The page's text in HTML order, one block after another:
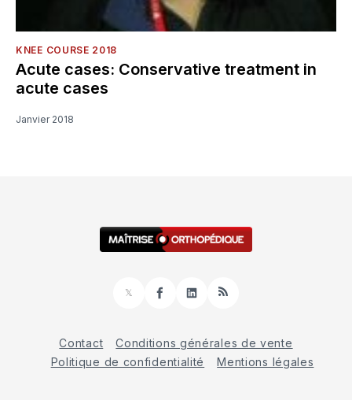
KNEE COURSE 2018
Acute cases: Conservative treatment in
acute cases
Janvier 2018
𝕏
FacebookLinkedInRSS
Contact
Conditions générales de vente
Politique de confidentialité
Mentions légales